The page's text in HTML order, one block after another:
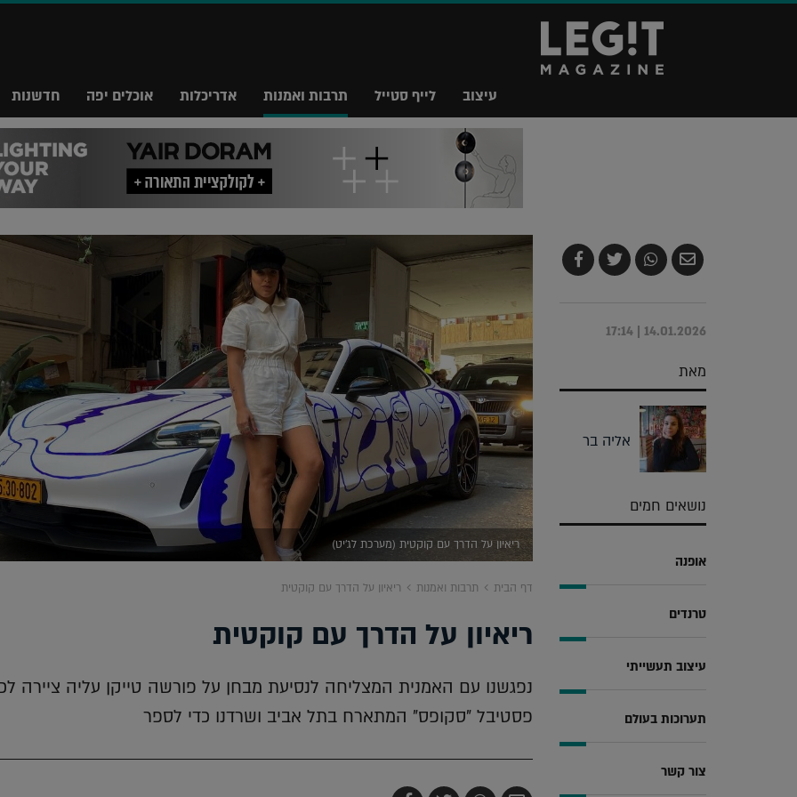
עיצוב לייף סטייל תרבות ואמנות אדריכלות אוכלים יפה חדשנות
ריאיון על הדרך עם קוקטית (מערכת לג'יט)
דף הבית תרבות ואמנות ריאיון על הדרך עם קוקטית
ריאיון על הדרך עם קוקטית
נפגשנו עם האמנית המצליחה לנסיעת מבחן על פורשה טייקן עליה ציירה
פסטיבל "סקופס" המתארח בתל אביב ושרדנו כדי לספר
שלח
בדואר
שתף
ב-
צייץ
ב-
שתף
ב-
14.01.2026 | 17:14
מאת
אליה בר
נושאים חמים
אופנה
טרנדים
עיצוב תעשייתי
תערוכות בעולם
צור קשר